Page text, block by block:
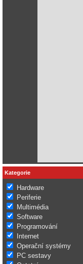
Kategorie
Hardware
Periferie
Multimédia
Software
Programování
Internet
Operační systémy
PC sestavy